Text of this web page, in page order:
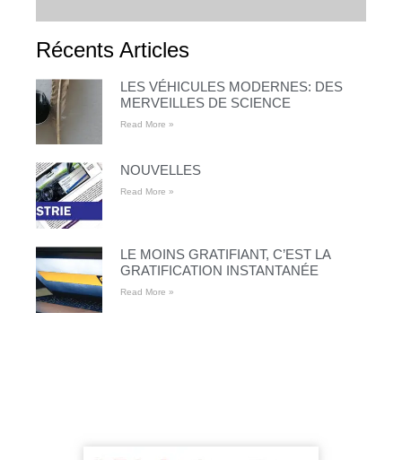
Récents Articles
LES VÉHICULES MODERNES: DES
MERVEILLES DE SCIENCE
Read More »
NOUVELLES
Read More »
LE MOINS GRATIFIANT, C’EST LA
GRATIFICATION INSTANTANÉE
Read More »